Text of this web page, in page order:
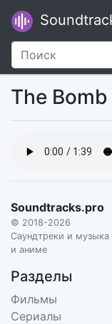
The Bomb
Soundtracks.pro
© 2018-2026
Саундтреки и
и аниме
Разделы
Фильмы
Сериалы